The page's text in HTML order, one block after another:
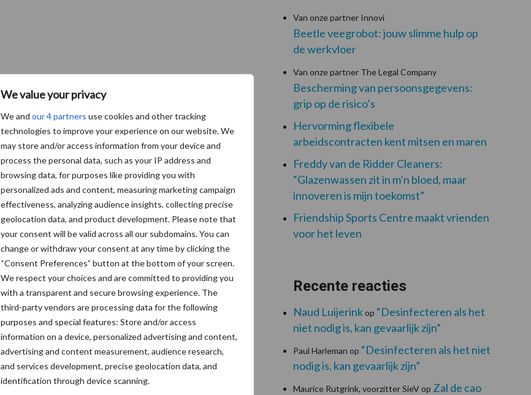
We value your privacy
We and our 4 partners use cookies and other tracking
technologies to improve your experience on our website. We
may store and/or access information from your device and
process the personal data, such as your IP address and
browsing data, for purposes like providing you with
personalized ads and content, measuring marketing campaign
effectiveness, analyzing audience insights, collecting precise
geolocation data, and product development. Please note that
your consent will be valid across all our subdomains. You can
change or withdraw your consent at any time by clicking the
“Consent Preferences” button at the bottom of your screen.
We respect your choices and are committed to providing you
with a transparent and secure browsing experience. The
third-party vendors are processing data for the following
purposes and special features: Store and/or access
information on a device, personalized advertising and content,
advertising and content measurement, audience research,
and services development, precise geolocation data, and
identification through device scanning.
Van onze partner Innovi
Beetle veegrobot: jouw slimme hulp op
de werkvloer
Van onze partner The Legal Company
Bescherming van persoonsgegevens:
grip op de risico’s
Hervorming flexibele
arbeidscontracten kent mitsen en maren
Freddy van de Ridder Cleaners:
“Glazenwassen zit in m’n bloed, maar
innoveren is mijn toekomst”
Friendship Sports Centre maakt vrienden
voor het leven
Recente reacties
Naud Luijerinkop “Desinfecteren als het
niet nodig is, kan gevaarlijk zijn”
Paul Harleman op “Desinfecteren als het niet
nodig is, kan gevaarlijk zijn”
Maurice Rutgrink, voorzitter SieVop Zal de cao